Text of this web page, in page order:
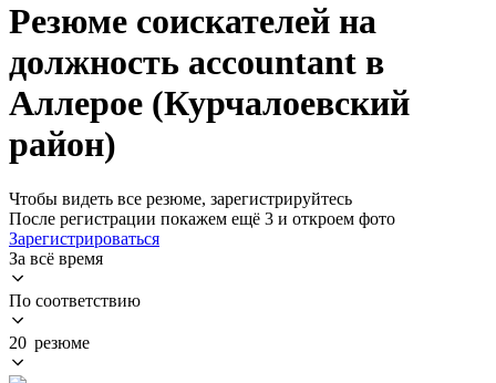
Резюме соискателей на
должность accountant в
Аллерое (Курчалоевский
район)
Чтобы видеть все резюме, зарегистрируйтесь
После регистрации покажем ещё 3 и откроем фото
Зарегистрироваться
За всё время
По соответствию
20 резюме